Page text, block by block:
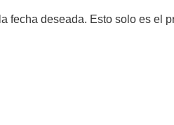
fecha deseada. Esto solo es el